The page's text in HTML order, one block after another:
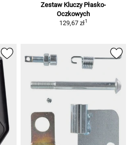
Zestaw Kluczy Płasko-
Oczkowych
129,67 zł1